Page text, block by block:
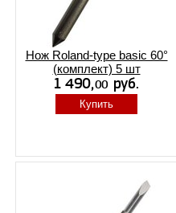
Нож Roland-type basic 60°
(комплект) 5 шт
Купить